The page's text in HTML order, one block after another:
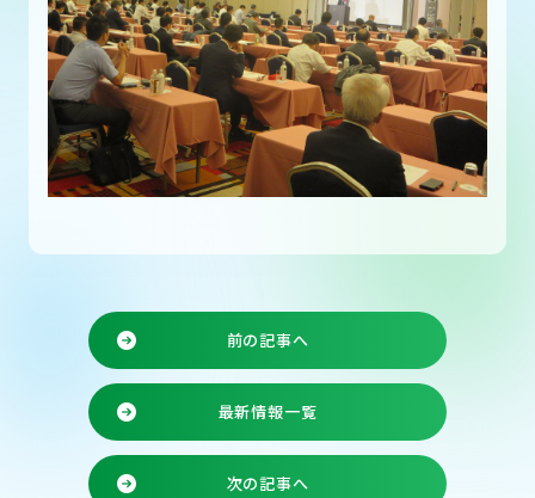
前の記事へ
最新情報一覧
次の記事へ